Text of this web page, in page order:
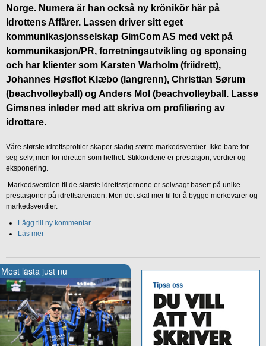
Norge. Numera är han också ny krönikör här på
Idrottens Affärer. Lassen driver sitt eget
kommunikasjonsselskap GimCom AS med vekt på
kommunikasjon/PR, forretningsutvikling og sponsing
och har klienter som Karsten Warholm (friidrett),
Johannes Høsflot Klæbo (langrenn), Christian Sørum
(beachvolleyball) og Anders Mol (beachvolleyball. Lasse
Gimsnes inleder med att skriva om profiliering av
idrottare.
Våre største idrettsprofiler skaper stadig større markedsverdier. Ikke bare for
seg selv, men for idretten som helhet. Stikkordene er prestasjon, verdier og
eksponering.
Markedsverdien til de største idrettsstjernene er selvsagt basert på unike
prestasjoner på idrettsarenaen. Men det skal mer til for å bygge merkevarer og
markedsverdier.
Lägg till ny kommentar
Läs mer
Mest lästa just nu